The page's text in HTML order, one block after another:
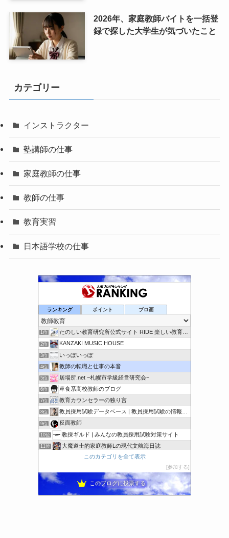
2026年、家庭教師バイトを一括登
録で探した大学生が気づいたこと
カテゴリー
インストラクター
塾講師の仕事
家庭教師の仕事
教師の仕事
教育実習
日本語学校の仕事
ランキング ポイント ブロ画
1位 たのしい教育研究所公式サイト RIDE 楽しい教育研究所
2位 KANZAKI MUSIC HOUSE
3位 いっぽいっぽ
4位 教師の転職と仕事の本音
5位 居場所.net −札幌市学級経営研究会−
6位 草食系高校教師のブログ
7位 教育カウンセラーの独り言
8位 教員採用試験データベース | 教員採用試験の情報を集約！
9位 反面教師
10位 教採ギルド | みんなの教員採用試験対策サイト
11位 大魔道士的家庭教師Lの現代文航海日誌
あるのすけブログ
14位 伝わるスピーチ・プレゼンをしよう！
体罰は犯罪
このカテゴリを全て表示
参加する
このブログに投票する